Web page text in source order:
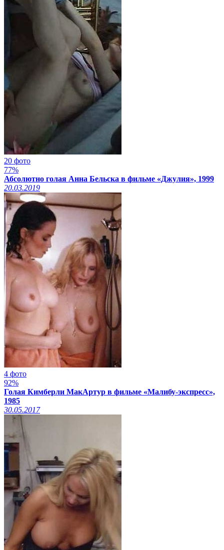
20 фото
77%
Абсолютно голая Анна Бельска в фильме «Джулия», 1999
20.03.2019
4 фото
92%
Голая Кимберли МакАртур в фильме «Малибу-экспресс»,
1985
30.05.2017